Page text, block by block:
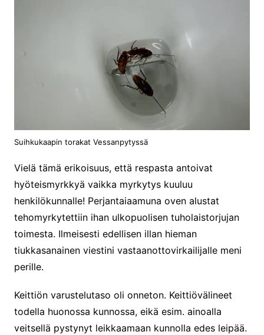
Suihkukaapin torakat Vessanpytyssä
Vielä tämä erikoisuus, että respasta antoivat
hyöteismyrkkyä vaikka myrkytys kuuluu
henkilökunnalle! Perjantaiaamuna oven alustat
tehomyrkytettiin ihan ulkopuolisen tuholaistorjujan
toimesta. Ilmeisesti edellisen illan hieman
tiukkasanainen viestini vastaanottovirkailijalle meni
perille.
Keittiön varustelutaso oli onneton. Keittiövälineet
todella huonossa kunnossa, eikä esim. ainoalla
veitsellä pystynyt leikkaamaan kunnolla edes leipää.